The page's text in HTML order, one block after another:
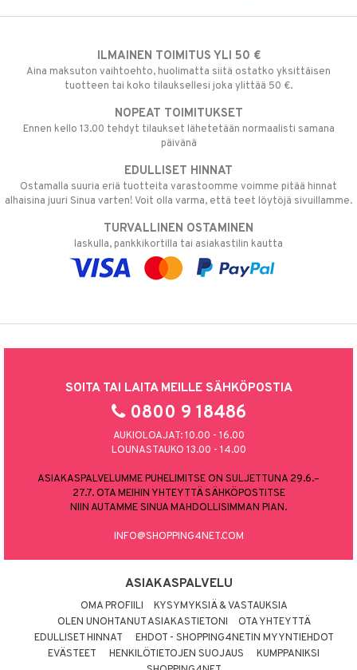
ILMAINEN TOIMITUS YLI 50 €
Aina maksuton vaihtoehto, huolimatta siitä ostatko yksittäisen
tuotteen tai koko tilauksellesi joka ylittää 50 €.
NOPEAT TOIMITUKSET
Ennen kello 13.00 tehdyt tilaukset lähetetään normaalisti samana
päivänä
EDULLISET HINNAT
Ostamalla suuria eriä tuotteita varastoomme voimme pitää hinnat
alhaisina juuri Sinua varten! Voit olla varma, että teet löytöjä sivuillamme.
TURVALLINEN OSTAMINEN
laskulla, pankkikortilla tai asiakastilin kautta
SOITA TAI LAITA MEILLE SÄHKÖPOSTIA
0800 9 18486
AUKIOLOAJAT: 10.00 - 16.00
LOUNASTAUKO 13.00 - 14.00
ASIAKASPALVELUMME PUHELIMITSE ON SULJETTUNA 29.6.–
27.7. OTA MEIHIN YHTEYTTÄ SÄHKÖPOSTITSE
NIIN AUTAMME SINUA MAHDOLLISIMMAN PIAN.
INFO@SHOPPING4NET.COM
ASIAKASPALVELU
OMA PROFIILI
KYSYMYKSIÄ & VASTAUKSIA
OLEN UNOHTANUT ASIAKASTIETONI
OTA YHTEYTTÄ
EDULLISET HINNAT
EHDOT - SHOPPING4NETIN MYYNTIEHDOT
EVÄSTEET
HENKILÖTIETOJEN SUOJAUS
KUMPPANIKSI